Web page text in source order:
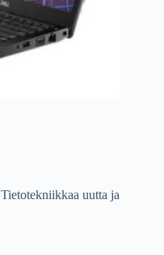
Tietotekniikkaa uutta ja